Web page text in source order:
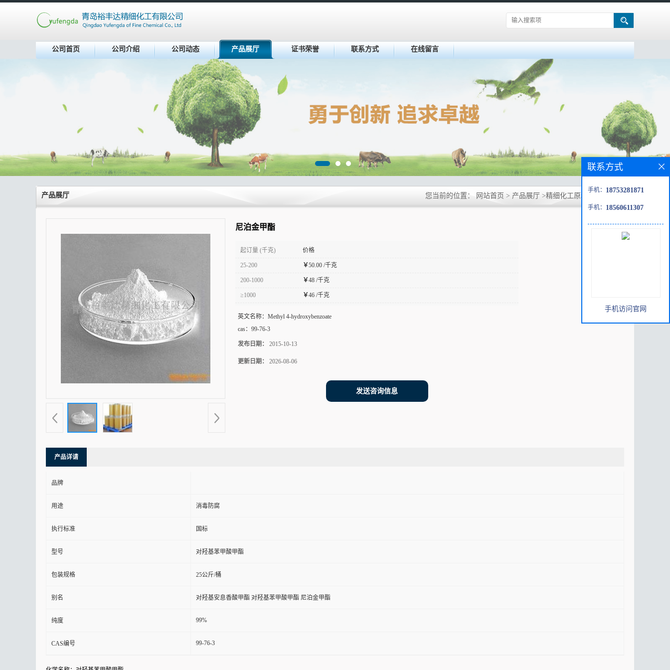
公司首页 公司介绍 公司动态 产品展厅 证书荣誉 联系方式 在线留言
产品展厅 您当前的位置： 网站首页 > 产品展厅 >精细化工原料
尼泊金甲酯
起订量 (千克) 价格
25-200 ￥50.00 /千克
200-1000 ￥48 /千克
≥1000 ￥46 /千克
英文名称： Methyl 4-hydroxybenzoate
cas： 99-76-3
发布日期： 2015-10-13
更新日期： 2026-08-06
发送咨询信息
产品详请
品牌
用途 消毒防腐
执行标准 国标
型号 对羟基苯甲酸甲酯
包装规格 25公斤/桶
别名 对羟基安息香酸甲酯 对羟基苯甲酸甲酯 尼泊金甲酯
纯度 99%
CAS编号 99-76-3
联系方式
手机： 18753281871
手机： 18560611307
手机访问官网